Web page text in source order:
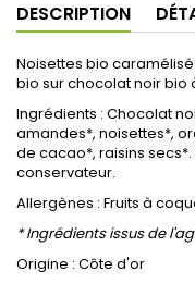
DESCRIPTION
Noisettes bio
bio sur chocolat noir bio
Ingrédients : Chocolat
amandes*, noisettes*,
de cacao*, raisins secs*.
conservateur.
Allergènes : Fruits à
* Ingrédients issus de
Origine : Côte d'or